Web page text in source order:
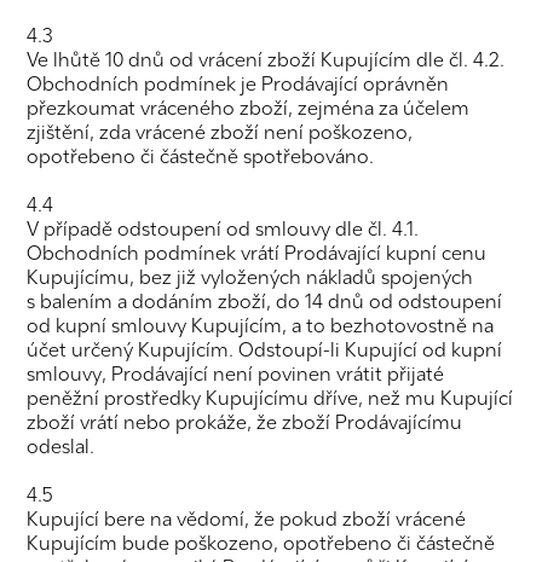
4.3
Ve lhůtě 10 dnů od vrácení zboží Kupujícím dle čl. 4.2.
Obchodních podmínek je Prodávající oprávněn
přezkoumat vráceného zboží, zejména za účelem
zjištění, zda vrácené zboží není poškozeno,
opotřebeno či částečně spotřebováno.
4.4
V případě odstoupení od smlouvy dle čl. 4.1.
Obchodních podmínek vrátí Prodávající kupní cenu
Kupujícímu, bez již vyložených nákladů spojených
s balením a dodáním zboží, do 14 dnů od odstoupení
od kupní smlouvy Kupujícím, a to bezhotovostně na
účet určený Kupujícím. Odstoupí-li Kupující od kupní
smlouvy, Prodávající není povinen vrátit přijaté
peněžní prostředky Kupujícímu dříve, než mu Kupující
zboží vrátí nebo prokáže, že zboží Prodávajícímu
odeslal.
4.5
Kupující bere na vědomí, že pokud zboží vrácené
Kupujícím bude poškozeno, opotřebeno či částečně